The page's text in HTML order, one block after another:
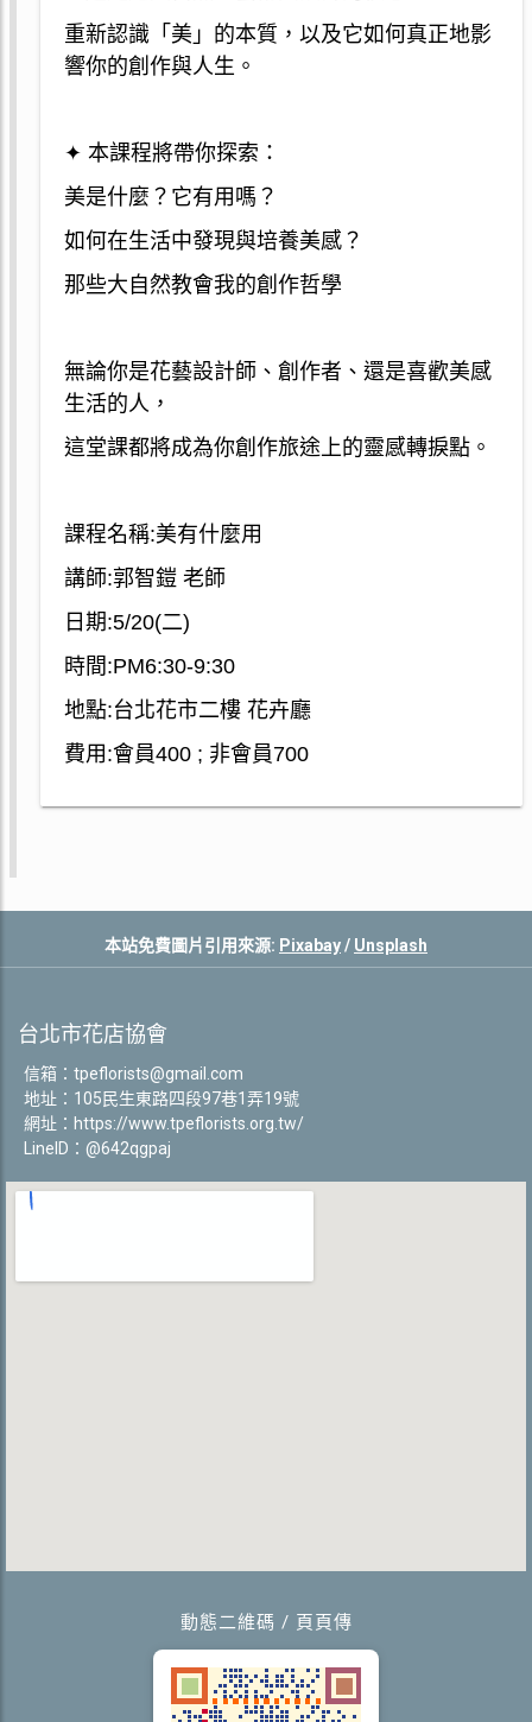
重新認識「美」的本質，以及它如何真正地影
響你的創作與人生。
✦ 本課程將帶你探索：
美是什麼？它有用嗎？
如何在生活中發現與培養美感？
那些大自然教會我的創作哲學
無論你是花藝設計師、創作者、還是喜歡美感
生活的人，
這堂課都將成為你創作旅途上的靈感轉捩點。
課程名稱:美有什麼用
講師:郭智鎧 老師
日期:5/20(二)
時間:PM6:30-9:30
地點:台北花市二樓 花卉廳
費用:會員400 ; 非會員700
本站免費圖片引用來源: Pixabay/ Unsplash
台北市花店協會
信箱： tpeflorists@gmail.com
地址：105民生東路四段97巷1弄19號
網址： https://www.tpeflorists.org.tw/
LineID：@642qgpaj
動態二維碼 / 頁頁傳